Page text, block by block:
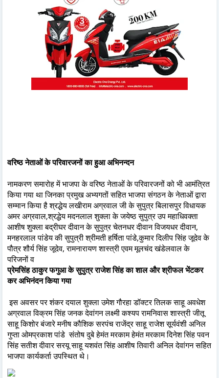
वरिष्ठ नेताओं के परिवारजनों का हुआ अभिनन्दन
नामकरण समारोह में भाजपा के वरिष्ठ नेताओं के परिवारजनों को भी आमंत्रित
किया गया था जिनका प्रमुख अभ्यगतों सहित भाजपा संगठन के नेताओं द्वारा
सम्मान किया है श्रद्धेय लखीराम अग्रवाल जी के सुपुत्र बिलासपुर विधायक
अमर अग्रवाल,श्रद्धेय मदनलाल शुक्ला के जयेष्ठ सुपुत्र उप महाधिवक्ता
आशीष शुक्ला बद्रीघर दीवान के सुपुत्र चेतनधर दीवान विजयधर दीवान,
मनहरलाल पांडेय की सुपुत्री श्रीमती हर्षिता पांडे,कुमार दिलीप सिंह जूदेव के
पौत्र शौर्य सिंह जूदेव, रामनारायण शास्त्री एवम मूलचंद खंडेलवाल के
परिजनों व
प्रेमसिंह ठाकुर फगुआ के सुपुत्र राजेश सिंह का शाल और श्रीफल भेंटकर
कर अभिनंदन किया गया
इस अवसर पर शंकर दयाल शुक्ला उमेश गौरहा डॉक्टर तिलक साहू अवधेश
अग्रवाल विक्रम सिंह जनक देवांगन लक्ष्मी कश्यप रामनिवास शास्त्री जीतू
साहू किशोर बंजारे मनीष कौशिक सरपंच राजेंद्र साहू राजेश सूर्यवंशी अनिल
गुप्ता ओमप्रकाश पांडे संतोष दुबे हेमंत मरकाम हेमंत मरकाम दिनेश सिंह पवन
सिंह सतीश दीवार सरयू साहू यशवंत सिंह आशीष तिवारी अनिल देवांगन सहित
भाजपा कार्यकर्ता उपस्थित थे।